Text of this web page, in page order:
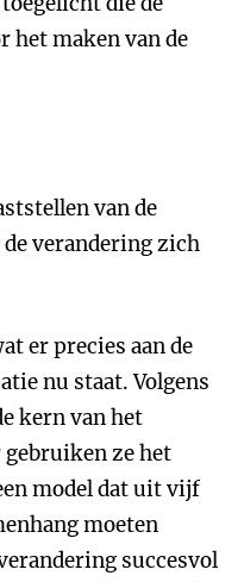
het maken van de
van de
verandering zich
er precies aan de
nu staat. Volgens
kern van het
gebruiken ze het
model dat uit vijf
moeten
succesvol